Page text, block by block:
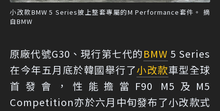
小改款BMW 5 Series披上整套專屬的M Performance套件。 摘
自BMW
原廠代號G30、現行第七代的BMW 5 Series
在今年五月底於韓國舉行了小改款車型全球
首發會，性能擔當F90 M5及M5
Competition亦於六月中旬發布了小改款式